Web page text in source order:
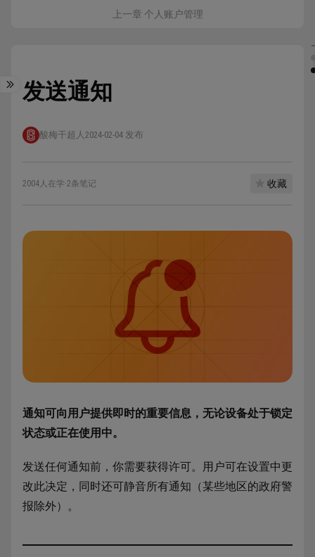
上一章 个人账户管理
发送通知
酸梅干超人 2024-02-04 发布
2004人在学·2条笔记 收藏
通知可向用户提供即时的重要信息，无论设备处于锁定
状态或正在使用中。
发送任何通知前，你需要获得许可。用户可在设置中更
改此决定，同时还可静音所有通知（某些地区的政府警
报除外）。